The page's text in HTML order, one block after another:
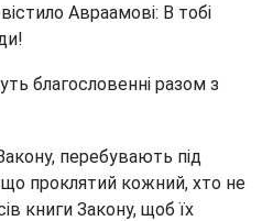
Авраамові: В тобі
благословенні разом з
перебувають під
проклятий кожний, хто не
книги Закону, щоб їх